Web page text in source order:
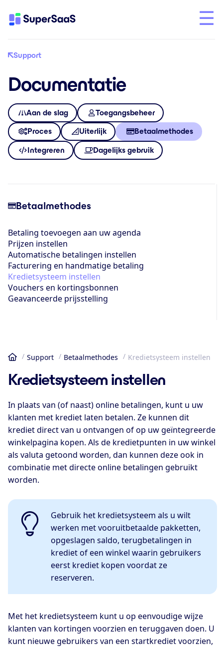
Support
Documentatie
Aan de slag Toegangsbeheer
Proces Uiterlijk Betaalmethodes
Integreren Dagelijks gebruik
Betaalmethodes
Betaling toevoegen aan uw agenda
Prijzen instellen
Automatische betalingen instellen
Facturering en handmatige betaling
Kredietsysteem instellen
Vouchers en kortingsbonnen
Geavanceerde prijsstelling
Home
Support Betaalmethodes Kredietsysteem instellen
Kredietsysteem instellen
In plaats van (of naast) online betalingen, kunt u uw
klanten met krediet laten betalen. Ze kunnen dit
krediet direct van u ontvangen of op uw geïntegreerde
winkelpagina kopen. Als de kredietpunten in uw winkel
als valuta getoond worden, dan kunnen deze ook in
combinatie met directe online betalingen gebruikt
worden.
Gebruik het kredietsysteem als u wilt
werken met vooruitbetaalde pakketten,
opgeslagen saldo, terugbetalingen in
krediet of een winkel waarin gebruikers
eerst krediet kopen voordat ze
reserveren.
Met het kredietsysteem kunt u op eenvoudige wijze
klanten van kortingen voorzien en teruggaven doen. U
kunt nieuwe gebruikers van een startkrediet voorzien,